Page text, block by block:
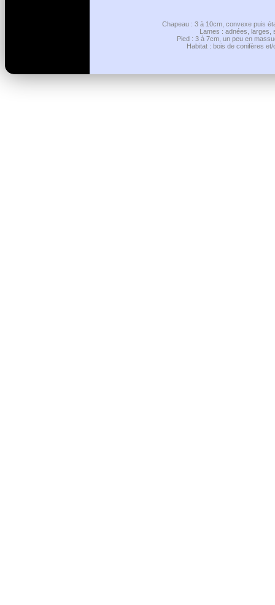
Chapeau : 3 à 10cm, convexe puis
Lames : adnées, larges,
Pied : 3 à 7cm, un peu en
Habitat : bois de conifères